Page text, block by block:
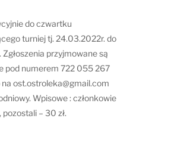
do czwartku
turniej tj. 24.03.2022r. do
Zgłoszenia przyjmowane są
pod numerem 722 055 267
ost.ostroleka@gmail.com
Wpisowe : członkowie
pozostali – 30 zł.